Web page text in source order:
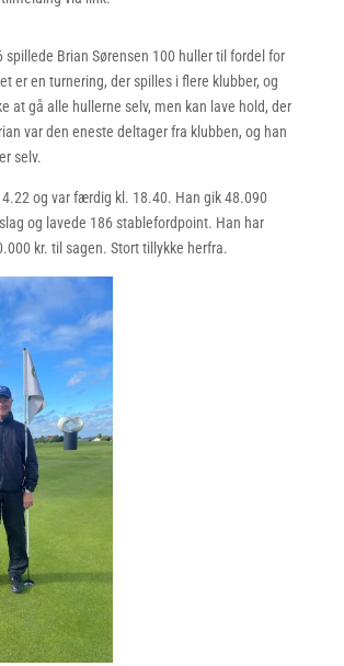
spillede Brian Sørensen 100 huller til fordel for
er en turnering, der spilles i flere klubber, og
at gå alle hullerne selv, men kan lave hold, der
var den eneste deltager fra klubben, og han
selv.
og var færdig kl. 18.40. Han gik 48.090
og lavede 186 stablefordpoint. Han har
kr. til sagen. Stort tillykke herfra.